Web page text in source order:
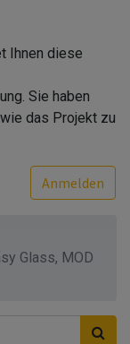
Ihnen diese
Sie haben
das Projekt zu
Anmelden
Glass, MOD